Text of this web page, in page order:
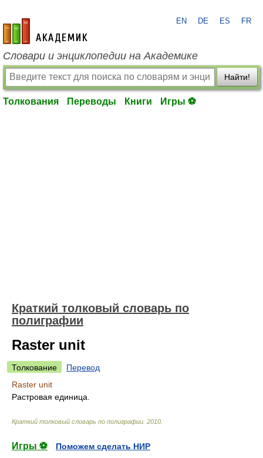
academic.ru
EN DE ES FR
Словари и энциклопедии на Академике
Найти!
Толкования Переводы Книги Игры ⚽
Краткий толковый словарь по
полиграфии
Raster unit
Толкование
Перевод
Raster unit
Растровая единица.
Краткий толковый словарь по полиграфии 2010
Игры ⚽
Поможем сделать НИР